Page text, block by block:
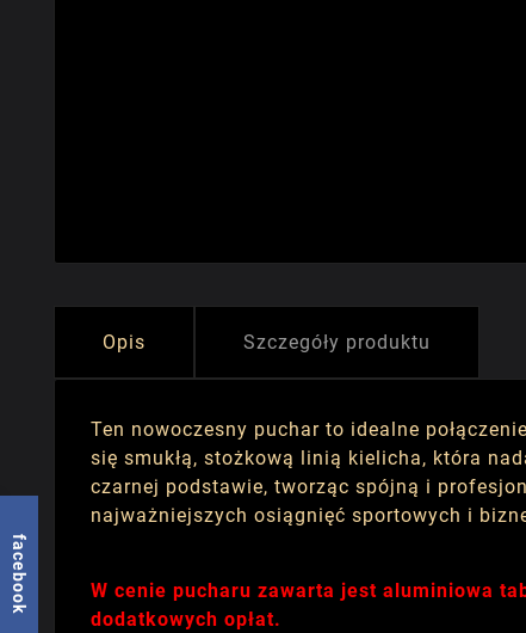
Opis Szczegóły produktu
Ten nowoczesny puchar to idealne
się smukłą, stożkową linią kielicha, która
czarnej podstawie, tworząc spójną i
najważniejszych osiągnięć sportowych i
W cenie pucharu zawarta jest aluminiowa
dodatkowych opłat.
facebook